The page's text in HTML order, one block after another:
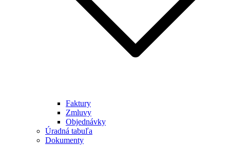
Faktury
Zmluvy
Objednávky
Úradná tabuľa
Dokumenty